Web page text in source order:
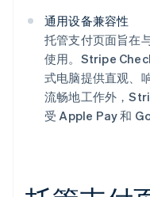
通用设备兼容性
托管支付页面旨在
使用。Stripe
式电脑提供直观、
流畅地工作外，
受 Apple Pay 和